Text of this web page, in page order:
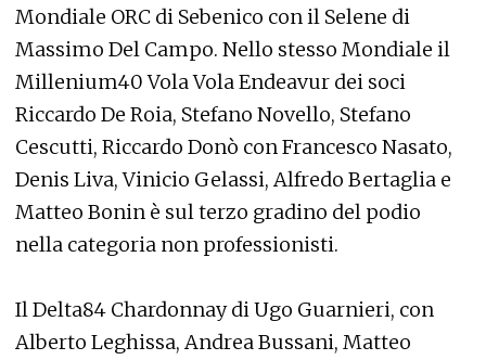
Mondiale ORC di Sebenico con il Selene di
Massimo Del Campo. Nello stesso Mondiale il
Millenium40 Vola Vola Endeavur dei soci
Riccardo De Roia, Stefano Novello, Stefano
Cescutti, Riccardo Donò con Francesco Nasato,
Denis Liva, Vinicio Gelassi, Alfredo Bertaglia e
Matteo Bonin è sul terzo gradino del podio
nella categoria non professionisti.
Il Delta84 Chardonnay di Ugo Guarnieri, con
Alberto Leghissa, Andrea Bussani, Matteo